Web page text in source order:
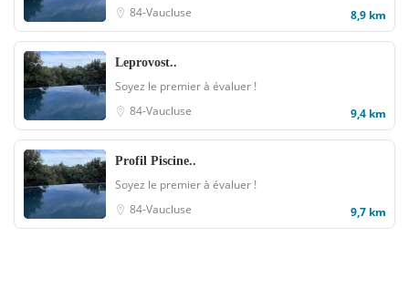
84-Vaucluse
8,9 km
Leprovost..
Soyez le premier à évaluer !
84-Vaucluse
9,4 km
Profil Piscine..
Soyez le premier à évaluer !
84-Vaucluse
9,7 km